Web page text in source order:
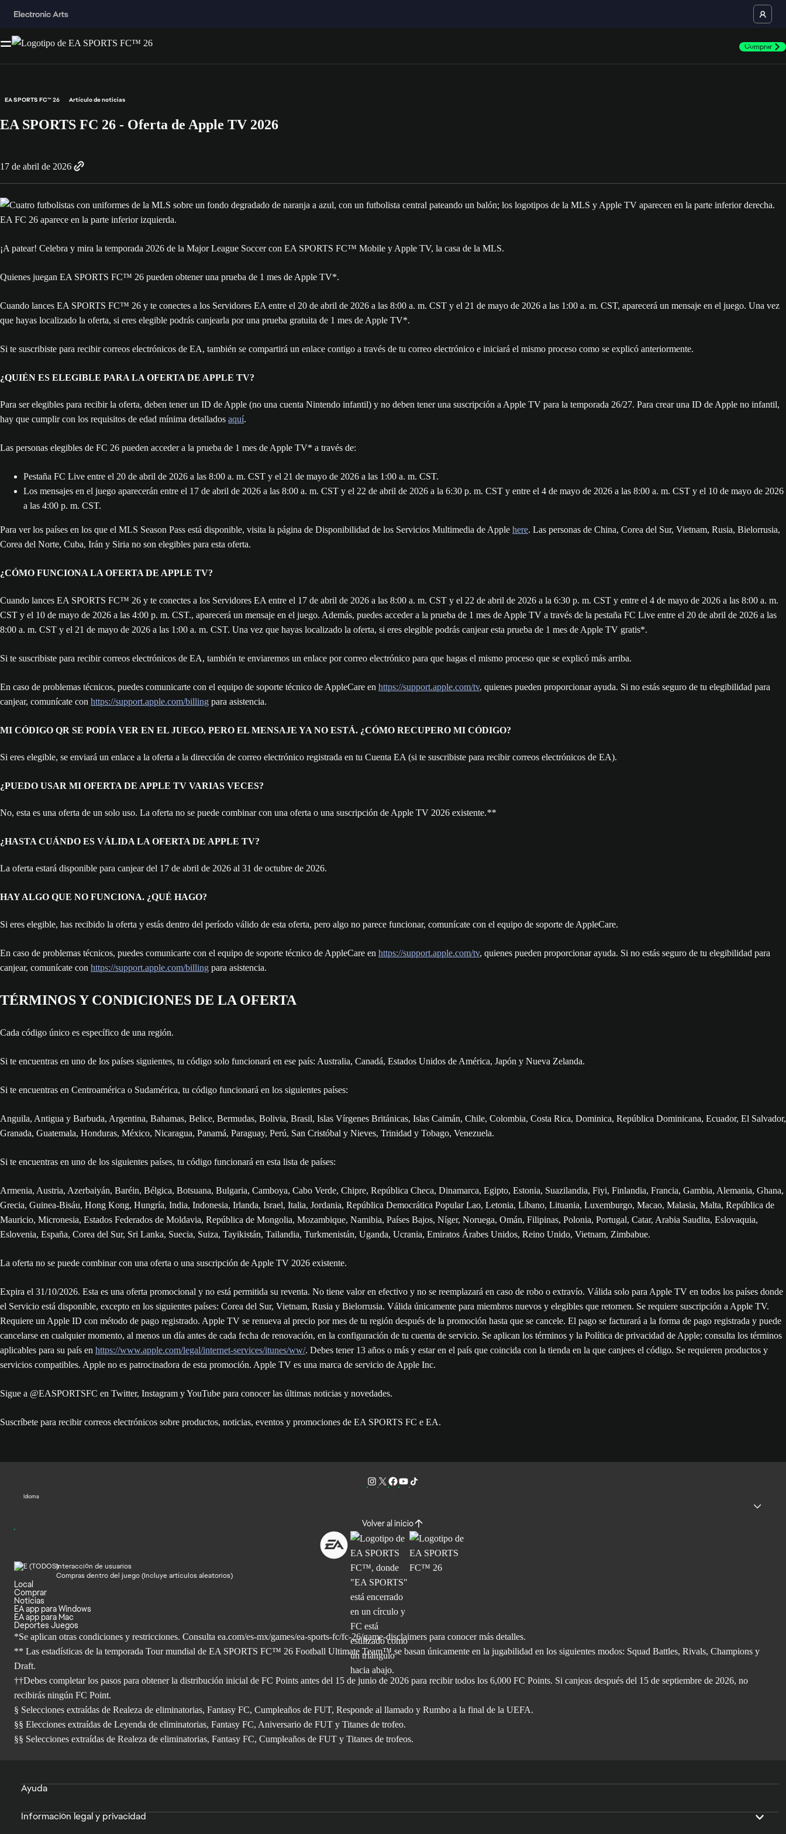
Comprar
EA SPORTS FC™ 26 Artículo de noticias
EA SPORTS FC 26 - Oferta de Apple TV 2026
17 de abril de 2026
¡A patear! Celebra y mira la temporada 2026 de la Major League Soccer con EA SPORTS FC™ Mobile y Apple TV, la casa de la MLS.
Quienes juegan EA SPORTS FC™ 26 pueden obtener una prueba de 1 mes de Apple TV*.
Cuando lances EA SPORTS FC™ 26 y te conectes a los Servidores EA entre el 20 de abril de 2026 a las 8:00 a. m. CST y el 21 de mayo de 2026 a las 1:00 a. m. CST, aparecerá un mensaje en el juego. Una vez
que hayas localizado la oferta, si eres elegible podrás canjearla por una prueba gratuita de 1 mes de Apple TV*.
Si te suscribiste para recibir correos electrónicos de EA, también se compartirá un enlace contigo a través de tu correo electrónico e iniciará el mismo proceso como se explicó anteriormente.
¿QUIÉN ES ELEGIBLE PARA LA OFERTA DE APPLE TV?
Para ser elegibles para recibir la oferta, deben tener un ID de Apple (no una cuenta Nintendo infantil) y no deben tener una suscripción a Apple TV para la temporada 26/27. Para crear una ID de Apple no infantil,
hay que cumplir con los requisitos de edad mínima detallados aquí.
Las personas elegibles de FC 26 pueden acceder a la prueba de 1 mes de Apple TV* a través de:
Pestaña FC Live entre el 20 de abril de 2026 a las 8:00 a. m. CST y el 21 de mayo de 2026 a las 1:00 a. m. CST.
Los mensajes en el juego aparecerán entre el 17 de abril de 2026 a las 8:00 a. m. CST y el 22 de abril de 2026 a la 6:30 p. m. CST y entre el 4 de mayo de 2026 a las 8:00 a. m. CST y el 10 de mayo de 2026
a las 4:00 p. m. CST.
Para ver los países en los que el MLS Season Pass está disponible, visita la página de Disponibilidad de los Servicios Multimedia de Apple here. Las personas de China, Corea del Sur, Vietnam, Rusia, Bielorrusia,
Corea del Norte, Cuba, Irán y Siria no son elegibles para esta oferta.
¿CÓMO FUNCIONA LA OFERTA DE APPLE TV?
Cuando lances EA SPORTS FC™ 26 y te conectes a los Servidores EA entre el 17 de abril de 2026 a las 8:00 a. m. CST y el 22 de abril de 2026 a la 6:30 p. m. CST y entre el 4 de mayo de 2026 a las 8:00 a. m.
CST y el 10 de mayo de 2026 a las 4:00 p. m. CST., aparecerá un mensaje en el juego. Además, puedes acceder a la prueba de 1 mes de Apple TV a través de la pestaña FC Live entre el 20 de abril de 2026 a las
8:00 a. m. CST y el 21 de mayo de 2026 a las 1:00 a. m. CST. Una vez que hayas localizado la oferta, si eres elegible podrás canjear esta prueba de 1 mes de Apple TV gratis*.
Si te suscribiste para recibir correos electrónicos de EA, también te enviaremos un enlace por correo electrónico para que hagas el mismo proceso que se explicó más arriba.
En caso de problemas técnicos, puedes comunicarte con el equipo de soporte técnico de AppleCare en https://support.apple.com/tv, quienes pueden proporcionar ayuda. Si no estás seguro de tu elegibilidad para
canjear, comunícate con https://support.apple.com/billing para asistencia.
MI CÓDIGO QR SE PODÍA VER EN EL JUEGO, PERO EL MENSAJE YA NO ESTÁ. ¿CÓMO RECUPERO MI CÓDIGO?
Si eres elegible, se enviará un enlace a la oferta a la dirección de correo electrónico registrada en tu Cuenta EA (si te suscribiste para recibir correos electrónicos de EA).
¿PUEDO USAR MI OFERTA DE APPLE TV VARIAS VECES?
No, esta es una oferta de un solo uso. La oferta no se puede combinar con una oferta o una suscripción de Apple TV 2026 existente.**
¿HASTA CUÁNDO ES VÁLIDA LA OFERTA DE APPLE TV?
La oferta estará disponible para canjear del 17 de abril de 2026 al 31 de octubre de 2026.
HAY ALGO QUE NO FUNCIONA. ¿QUÉ HAGO?
Si eres elegible, has recibido la oferta y estás dentro del período válido de esta oferta, pero algo no parece funcionar, comunícate con el equipo de soporte de AppleCare.
En caso de problemas técnicos, puedes comunicarte con el equipo de soporte técnico de AppleCare en https://support.apple.com/tv, quienes pueden proporcionar ayuda. Si no estás seguro de tu elegibilidad para
canjear, comunícate con https://support.apple.com/billing para asistencia.
TÉRMINOS Y CONDICIONES DE LA OFERTA
Cada código único es específico de una región.
Si te encuentras en uno de los países siguientes, tu código solo funcionará en ese país: Australia, Canadá, Estados Unidos de América, Japón y Nueva Zelanda.
Si te encuentras en Centroamérica o Sudamérica, tu código funcionará en los siguientes países:
Anguila, Antigua y Barbuda, Argentina, Bahamas, Belice, Bermudas, Bolivia, Brasil, Islas Vírgenes Británicas, Islas Caimán, Chile, Colombia, Costa Rica, Dominica, República Dominicana, Ecuador, El Salvador,
Granada, Guatemala, Honduras, México, Nicaragua, Panamá, Paraguay, Perú, San Cristóbal y Nieves, Trinidad y Tobago, Venezuela.
Si te encuentras en uno de los siguientes países, tu código funcionará en esta lista de países:
Armenia, Austria, Azerbaiyán, Baréin, Bélgica, Botsuana, Bulgaria, Camboya, Cabo Verde, Chipre, República Checa, Dinamarca, Egipto, Estonia, Suazilandia, Fiyi, Finlandia, Francia, Gambia, Alemania, Ghana,
Grecia, Guinea-Bisáu, Hong Kong, Hungría, India, Indonesia, Irlanda, Israel, Italia, Jordania, República Democrática Popular Lao, Letonia, Líbano, Lituania, Luxemburgo, Macao, Malasia, Malta, República de
Mauricio, Micronesia, Estados Federados de Moldavia, República de Mongolia, Mozambique, Namibia, Países Bajos, Níger, Noruega, Omán, Filipinas, Polonia, Portugal, Catar, Arabia Saudita, Eslovaquia,
Eslovenia, España, Corea del Sur, Sri Lanka, Suecia, Suiza, Tayikistán, Tailandia, Turkmenistán, Uganda, Ucrania, Emiratos Árabes Unidos, Reino Unido, Vietnam, Zimbabue.
La oferta no se puede combinar con una oferta o una suscripción de Apple TV 2026 existente.
Expira el 31/‌10/‌2026. Esta es una oferta promocional y no está permitida su reventa. No tiene valor en efectivo y no se reemplazará en caso de robo o extravío. Válida solo para Apple TV en todos los países donde
el Servicio está disponible, excepto en los siguientes países: Corea del Sur, Vietnam, Rusia y Bielorrusia. Válida únicamente para miembros nuevos y elegibles que retornen. Se requiere suscripción a Apple TV.
Requiere un Apple ID con método de pago registrado. Apple TV se renueva al precio por mes de tu región después de la promoción hasta que se cancele. El pago se facturará a la forma de pago registrada y puede
cancelarse en cualquier momento, al menos un día antes de cada fecha de renovación, en la configuración de tu cuenta de servicio. Se aplican los términos y la Política de privacidad de Apple; consulta los términos
aplicables para su país en https://www.apple.com/legal/internet-services/itunes/ww/. Debes tener 13 años o más y estar en el país que coincida con la tienda en la que canjees el código. Se requieren productos y
servicios compatibles. Apple no es patrocinadora de esta promoción. Apple TV es una marca de servicio de Apple Inc.
Sigue a @EASPORTSFC en Twitter, Instagram y YouTube para conocer las últimas noticias y novedades.
Suscríbete para recibir correos electrónicos sobre productos, noticias, eventos y promociones de EA SPORTS FC e EA.
Idioma
Volver al inicio
Interacción de usuarios
Compras dentro del juego (Incluye artículos aleatorios)
Local
Comprar
Noticias
EA app para Windows
EA app para Mac
Deportes Juegos
*Se aplican otras condiciones y restricciones. Consulta ea.com/es-mx/games/ea-sports-fc/fc-26/game-disclaimers para conocer más detalles.
** Las estadísticas de la temporada Tour mundial de EA SPORTS FC™ 26 Football Ultimate Team™ se basan únicamente en la jugabilidad en los siguientes modos: Squad Battles, Rivals, Champions y
Draft.
††Debes completar los pasos para obtener la distribución inicial de FC Points antes del 15 de junio de 2026 para recibir todos los 6,000 FC Points. Si canjeas después del 15 de septiembre de 2026, no
recibirás ningún FC Point.
§ Selecciones extraídas de Realeza de eliminatorias, Fantasy FC, Cumpleaños de FUT, Responde al llamado y Rumbo a la final de la UEFA.
§§ Elecciones extraídas de Leyenda de eliminatorias, Fantasy FC, Aniversario de FUT y Titanes de trofeo.
§§ Selecciones extraídas de Realeza de eliminatorias, Fantasy FC, Cumpleaños de FUT y Titanes de trofeos.
Ayuda
Información legal y privacidad